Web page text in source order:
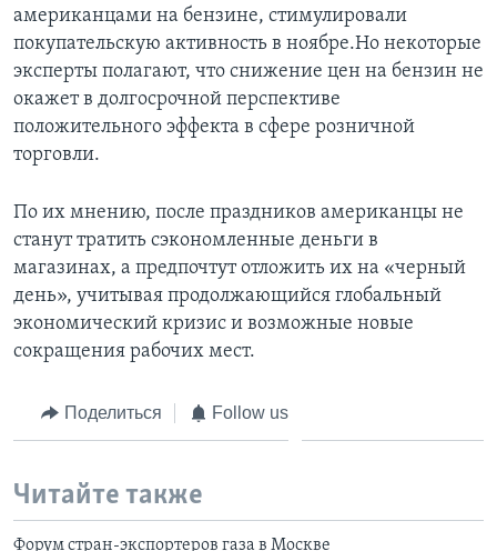
американцами на бензине, стимулировали
покупательскую активность в ноябре.Но некоторые
эксперты полагают, что снижение цен на бензин не
окажет в долгосрочной перспективе
положительного эффекта в сфере розничной
торговли.
По их мнению, после праздников американцы не
станут тратить сэкономленные деньги в
магазинах, а предпочтут отложить их на «черный
день», учитывая продолжающийся глобальный
экономический кризис и возможные новые
сокращения рабочих мест.
Поделиться Follow us
Читайте также
Форум стран-экспортеров газа в Москве